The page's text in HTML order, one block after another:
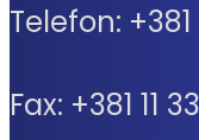
Telefon: +381
Fax: +381 11